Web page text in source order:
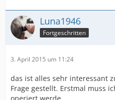
Luna1946
Fortgeschritten
3. April 2015 um 11:24
das ist alles sehr interessant
Frage gestellt. Erstmal muss